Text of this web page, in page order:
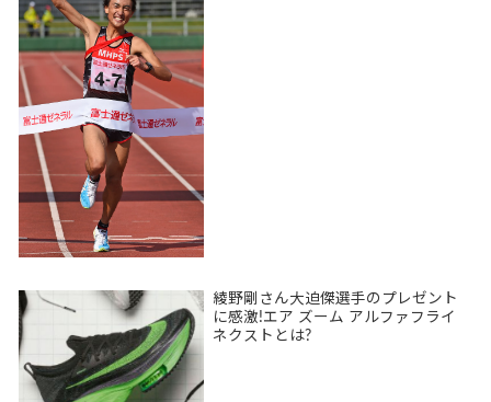
綾野剛さん大迫傑選手のプレゼント
に感激!エア ズーム アルファフライ
ネクストとは?